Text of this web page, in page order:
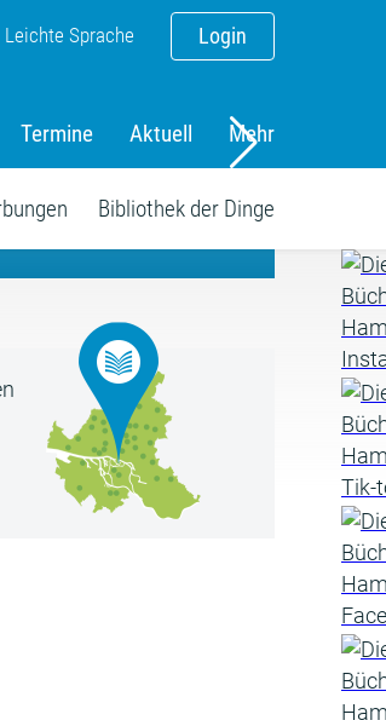
Login
Leichte Sprache
Termine Aktuell Mehr
Bibliothek der Dinge